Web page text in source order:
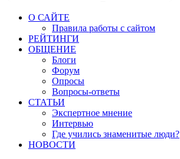
О САЙТЕ
Правила работы с сайтом
РЕЙТИНГИ
ОБЩЕНИЕ
Блоги
Форум
Опросы
Вопросы-ответы
СТАТЬИ
Экспертное мнение
Интервью
Где учились знаменитые люди?
НОВОСТИ